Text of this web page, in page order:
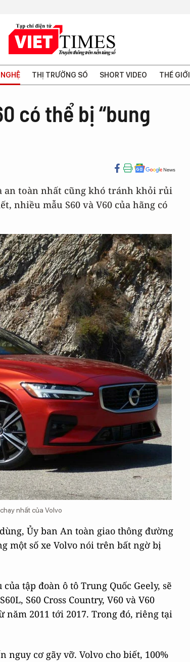
THỊ TRƯỜNG SỐ SHORT VIDEO THẾ GIỚI
có thể bị “bung
an toàn nhất cũng khó tránh khỏi rủi
nhiều mẫu S60 và V60 của hãng có
nhất của Volvo
Ủy ban An toàn giao thông đường
một số xe Volvo nói trên bất ngờ bị
tập đoàn ô tô Trung Quốc Geely, sẽ
S60 Cross Country, V60 và V60
năm 2011 tới 2017. Trong đó, riêng tại
cơ gãy vỡ. Volvo cho biết, 100%